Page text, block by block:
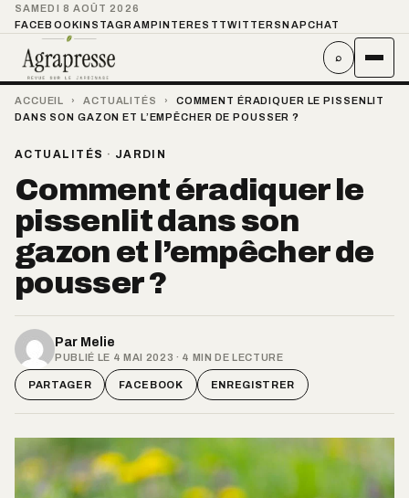
SAMEDI 8 AOÛT 2026
FACEBOOKINSTAGRAMPINTEREST TWITTER SNAPCHAT
⌕
ACCUEIL › ACTUALITÉS ›
COMMENT ÉRADIQUER LE PISSENLIT
DANS SON GAZON ET L’EMPÊCHER DE POUSSER ?
ACTUALITÉS · JARDIN
Comment éradiquer le
pissenlit dans son
gazon et l’empêcher de
pousser ?
Par Melie
PUBLIÉ LE 4 MAI 2023 · 4 MIN DE LECTURE
PARTAGER FACEBOOK ENREGISTRER